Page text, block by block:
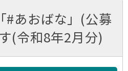
#あおばな」(公募
(令和8年2月分)